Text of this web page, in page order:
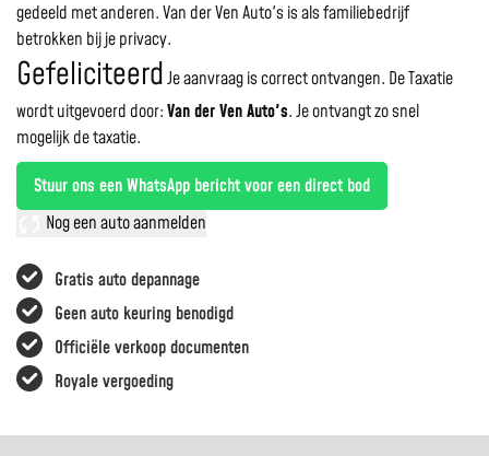
Gratis auto depannage
Geen auto keuring benodigd
Officiële verkoop documenten
Royale vergoeding
gedeeld met anderen. Van der Ven Auto's is als familiebedrijf
betrokken bij je privacy.
GefeliciteerdJe aanvraag is correct ontvangen. De Taxatie
wordt uitgevoerd door:Van der Ven Auto's.Je ontvangt zo snel
mogelijk de taxatie.
Stuur ons een WhatsApp bericht voor een direct bod
Nog een auto aanmelden